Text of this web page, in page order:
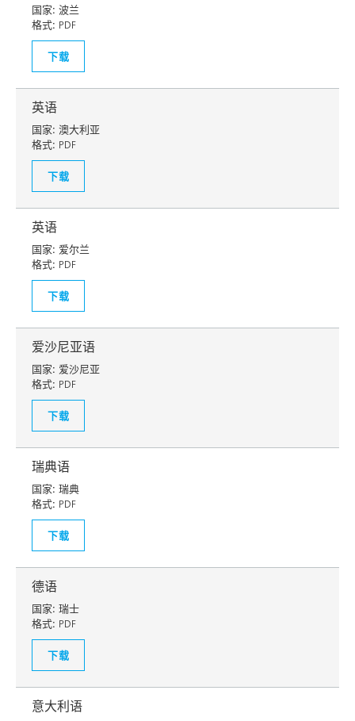
国家: 波兰
格式: PDF
下载
英语
国家: 澳大利亚
格式: PDF
下载
英语
国家: 爱尔兰
格式: PDF
下载
爱沙尼亚语
国家: 爱沙尼亚
格式: PDF
下载
瑞典语
国家: 瑞典
格式: PDF
下载
德语
国家: 瑞士
格式: PDF
下载
意大利语